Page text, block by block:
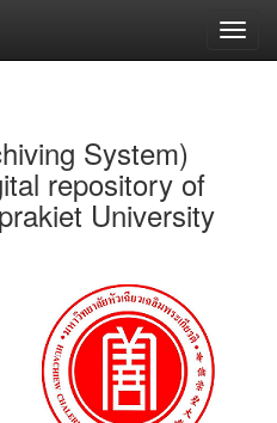
System)
repository of
University